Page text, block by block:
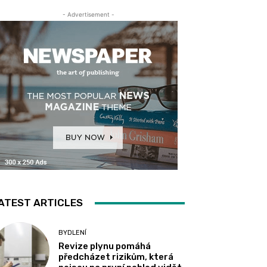
- Advertisement -
ARTICLES
BYDLENÍ
Revize plynu pomáhá
předcházet rizikům, která